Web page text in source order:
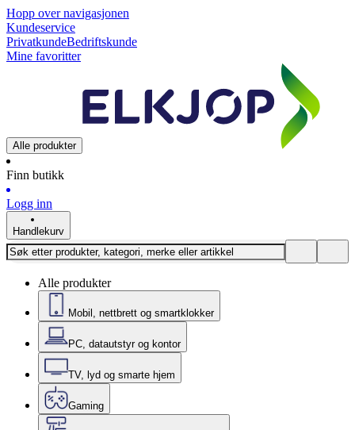
Hopp over navigasjonen
Kundeservice
PrivatkundeBedriftskunde
Mine favoritter
Alle produkter
Finn butikk
Logg inn
Handlekurv
Alle produkter
Mobil, nettbrett og smartklokker
PC, datautstyr og kontor
TV, lyd og smarte hjem
Gaming